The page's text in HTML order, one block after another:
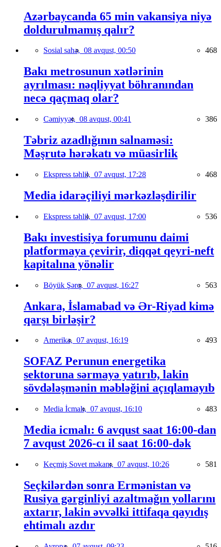
Azərbaycanda 65 min vakansiya niyə
doldurulmamış qalır?
Sosial sahə, 08 avqust, 00:50 468
Bakı metrosunun xətlərinin
ayrılması: nəqliyyat böhranından
necə qaçmaq olar?
Cəmiyyət, 08 avqust, 00:41 386
Təbriz azadlığının salnaməsi:
Məşrutə hərəkatı və müasirlik
Ekspress təhlil, 07 avqust, 17:28 468
Media idarəçiliyi mərkəzləşdirilir
Ekspress təhlil, 07 avqust, 17:00 536
Bakı investisiya forumunu daimi
platformaya çevirir, diqqət qeyri-neft
kapitalına yönəlir
Böyük Şərq, 07 avqust, 16:27 563
Ankara, İslamabad və Ər-Riyad kimə
qarşı birləşir?
Amerika, 07 avqust, 16:19 493
SOFAZ Perunun energetika
sektoruna sərmayə yatırıb, lakin
sövdələşmənin məbləğini açıqlamayıb
Media İcmalı, 07 avqust, 16:10 483
Media icmalı: 6 avqust saat 16:00-dan
7 avqust 2026-cı il saat 16:00-dək
Keçmiş Sovet məkanı, 07 avqust, 10:26 581
Seçkilərdən sonra Ermənistan və
Rusiya gərginliyi azaltmağın yollarını
axtarır, lakin əvvəlki ittifaqa qayıdış
ehtimalı azdır